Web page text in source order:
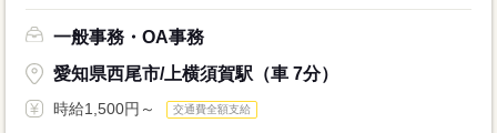
一般事務・OA事務
愛知県西尾市/上横須賀駅（車 7分）
時給1,500円～ 交通費全額支給